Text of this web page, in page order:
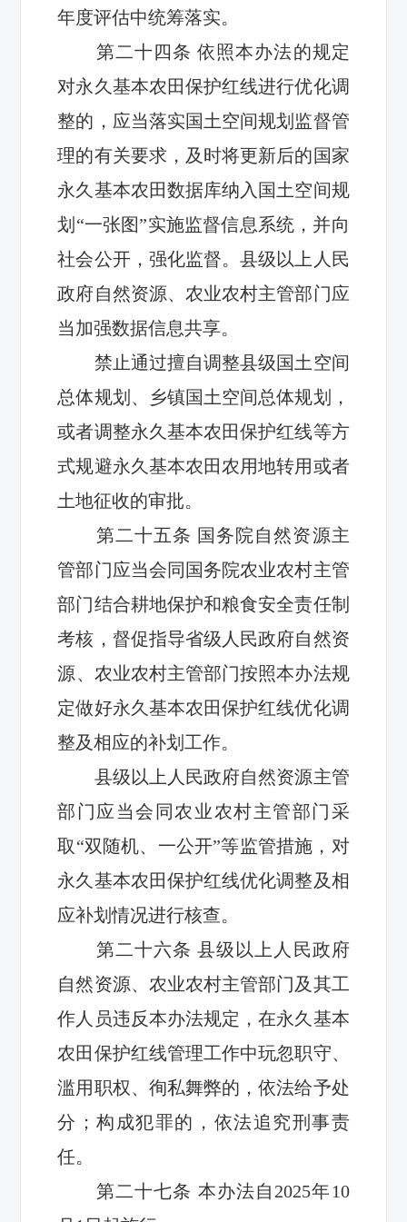
年度评估中统筹落实。
第二十 四条 依照本办法的规定
对永久基本农田保护红线进行优化调
整的， 应当落实国土空间规划监督管
理的有关要求， 及时将更新后的 国家
永久基本农田数据库纳入国土空间规
划“一张图”实施监督信息系统，并向
社会公开，强化监督。县级以上人民
政府自然资源、农业农村主管部门应
当加强数据信息共享。
禁止通过擅自调整县级国土空间
总体规划、乡镇国土空间总体规划，
或者调整永久基本农田保护红线等方
式规避永久基本农田农用地转用或者
土地征收的审批。
第二十五条 国务院自然资源主
管部门应当会同国务院农业农村主管
部门结合耕地保护和粮食安全责任制
考核，督促指导省级 人民政府自然资
源、 农业农村主管部门按照本办法规
定做好永久基本农田保护红线优化调
整及相应的补划工作。
县级以上人民政府自然资源主管
部门应当会同农业农村主管部门采
取“双随机、一公开”等监管措施，对
永久基本农田保护红线优化调整及相
应补划情况进行核查。
第二十六条 县级以上人民政府
自然资源、农业农村主管部门及其工
作人员违反本办法规定，在永久基本
农田保护红线管理工作中玩忽职守、
滥用职权、徇私舞弊的，依法给予处
分 ；构成犯罪的，依法追究刑事责
任。
第二十七条 本办法自 2025年10